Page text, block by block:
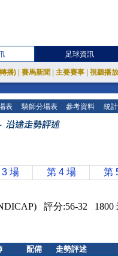
足球資訊
播) 賽馬新聞 主要賽事 視聽播
表 騎師分場表 參考資料 統
3 場 第 4 場 第
評分:56-32
配備
走勢評述